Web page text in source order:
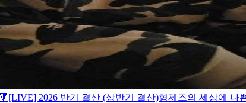
[LIVE] 2026 반기 결산 (상반기 결산)형제즈의 세상에 나